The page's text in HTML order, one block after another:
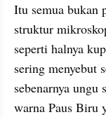
Itu semua bukan
struktur
seperti halnya
sering menyebut
sebenarnya
warna Paus Biru